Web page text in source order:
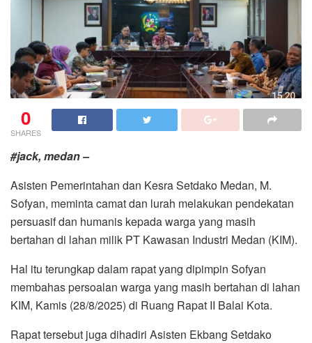
0
SHARES
#jack, medan –
Asisten Pemerintahan dan Kesra Setdako Medan, M.
Sofyan, meminta camat dan lurah melakukan pendekatan
persuasif dan humanis kepada warga yang masih
bertahan di lahan milik PT Kawasan Industri Medan (KIM).
Hal itu terungkap dalam rapat yang dipimpin Sofyan
membahas persoalan warga yang masih bertahan di lahan
KIM, Kamis (28/8/2025) di Ruang Rapat II Balai Kota.
Rapat tersebut juga dihadiri Asisten Ekbang Setdako